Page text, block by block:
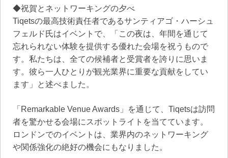
◆祝賀とネットワーキングの夕べ
Tiqetsの最高技術責任者であるサンティアゴ・ハーシュ
フェルド氏はイベントで、「この夜は、年間を通じて
忘れられない体験を提供する優れた会場を祝うもので
す。私たちは、全ての候補者と受賞者を誇りに思いま
す。彼ら一人ひとりが観光業界に重要な貢献をしてい
ます」と述べました。
「Remarkable Venue Awards」を通じて、Tiqetsは訪問
者を驚かせる会場にスポットライトを当てています。
ロンドンでのイベントは、業界内のネットワーキング
や関係強化の絶好の機会にもなりました。